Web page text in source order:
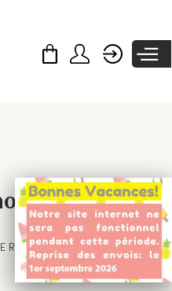
BLOG CHOCOLAT